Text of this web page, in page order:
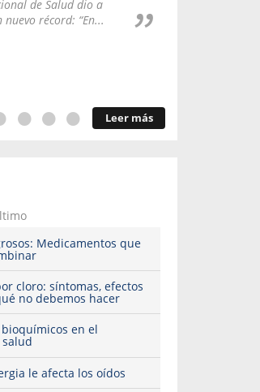
de Salud dio a
nuevo récord: “En...
Leer más
Medicamentos que
cloro: síntomas, efectos
no debemos hacer
en el
le afecta los oídos